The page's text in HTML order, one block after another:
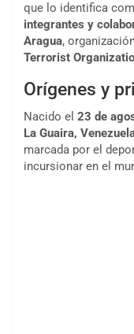
que lo identifica
integrantes y
Aragua,
Terrorist
Orígenes y
Nacido el 23 de
La Guaira,
marcada por el
incursionar en el